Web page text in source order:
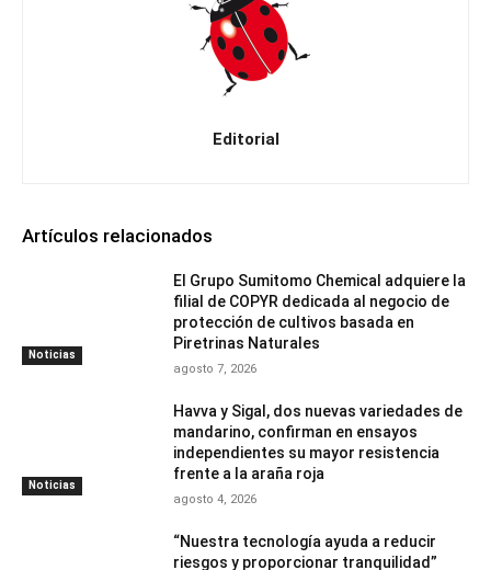
Editorial
Artículos relacionados
Noticias
El Grupo Sumitomo Chemical adquiere la
filial de COPYR dedicada al negocio de
protección de cultivos basada en
Piretrinas Naturales
agosto 7, 2026
Noticias
Havva y Sigal, dos nuevas variedades de
mandarino, confirman en ensayos
independientes su mayor resistencia
frente a la araña roja
agosto 4, 2026
“Nuestra tecnología ayuda a reducir
riesgos y proporcionar tranquilidad”